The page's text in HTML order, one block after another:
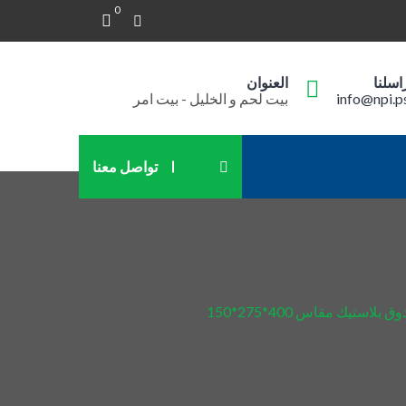
0
العنوان
بيت لحم و الخليل - بيت امر
تواصل معنا
بلاستيك مقاس 400*275*150